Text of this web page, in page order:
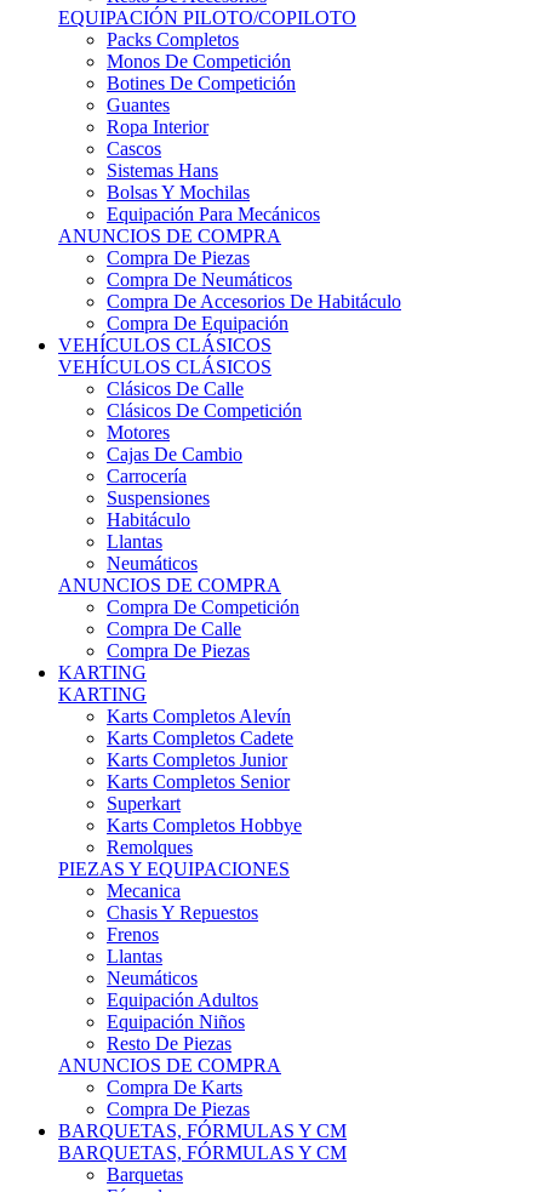
EQUIPACIÓN PILOTO/COPILOTO
Packs Completos
Monos De Competición
Botines De Competición
Guantes
Ropa Interior
Cascos
Sistemas Hans
Bolsas Y Mochilas
Equipación Para Mecánicos
ANUNCIOS DE COMPRA
Compra De Piezas
Compra De Neumáticos
Compra De Accesorios De Habitáculo
Compra De Equipación
VEHÍCULOS CLÁSICOS
VEHÍCULOS CLÁSICOS
Clásicos De Calle
Clásicos De Competición
Motores
Cajas De Cambio
Carrocería
Suspensiones
Habitáculo
Llantas
Neumáticos
ANUNCIOS DE COMPRA
Compra De Competición
Compra De Calle
Compra De Piezas
KARTING
KARTING
Karts Completos Alevín
Karts Completos Cadete
Karts Completos Junior
Karts Completos Senior
Superkart
Karts Completos Hobbye
Remolques
PIEZAS Y EQUIPACIONES
Mecanica
Chasis Y Repuestos
Frenos
Llantas
Neumáticos
Equipación Adultos
Equipación Niños
Resto De Piezas
ANUNCIOS DE COMPRA
Compra De Karts
Compra De Piezas
BARQUETAS, FÓRMULAS Y CM
BARQUETAS, FÓRMULAS Y CM
Barquetas